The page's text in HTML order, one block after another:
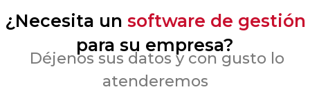
¿Necesita un software de gestión
para su empresa?
Déjenos sus datos y con gusto lo
atenderemos